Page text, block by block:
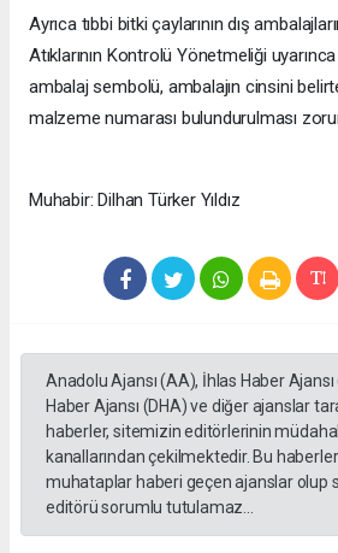
Ayrıca tıbbi bitki çaylarının dış
Atıklarının Kontrolü Yönetmeliği
ambalaj sembolü, ambalajın cinsini
malzeme numarası bulundurulması
Muhabir: Dilhan Türker Yıldız
Anadolu Ajansı (AA), İhlas Haber
Haber Ajansı (DHA) ve diğer ajanslar
haberler, sitemizin editörlerinin
kanallarından çekilmektedir. Bu
muhataplar haberi geçen ajanslar olup
editörü sorumlu tutulamaz...